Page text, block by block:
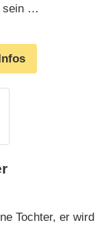
sein …
Tochter, er wird